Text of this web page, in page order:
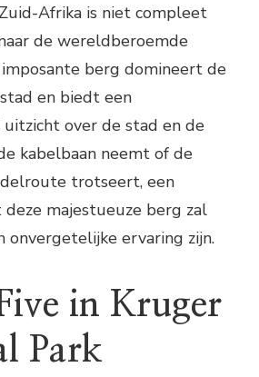
Afrika is niet compleet
de wereldberoemde
berg domineert de
en biedt een
over de stad en de
kabelbaan neemt of de
trotseert, een
majestueuze berg zal
onvergetelijke ervaring zijn.
in Kruger
Park